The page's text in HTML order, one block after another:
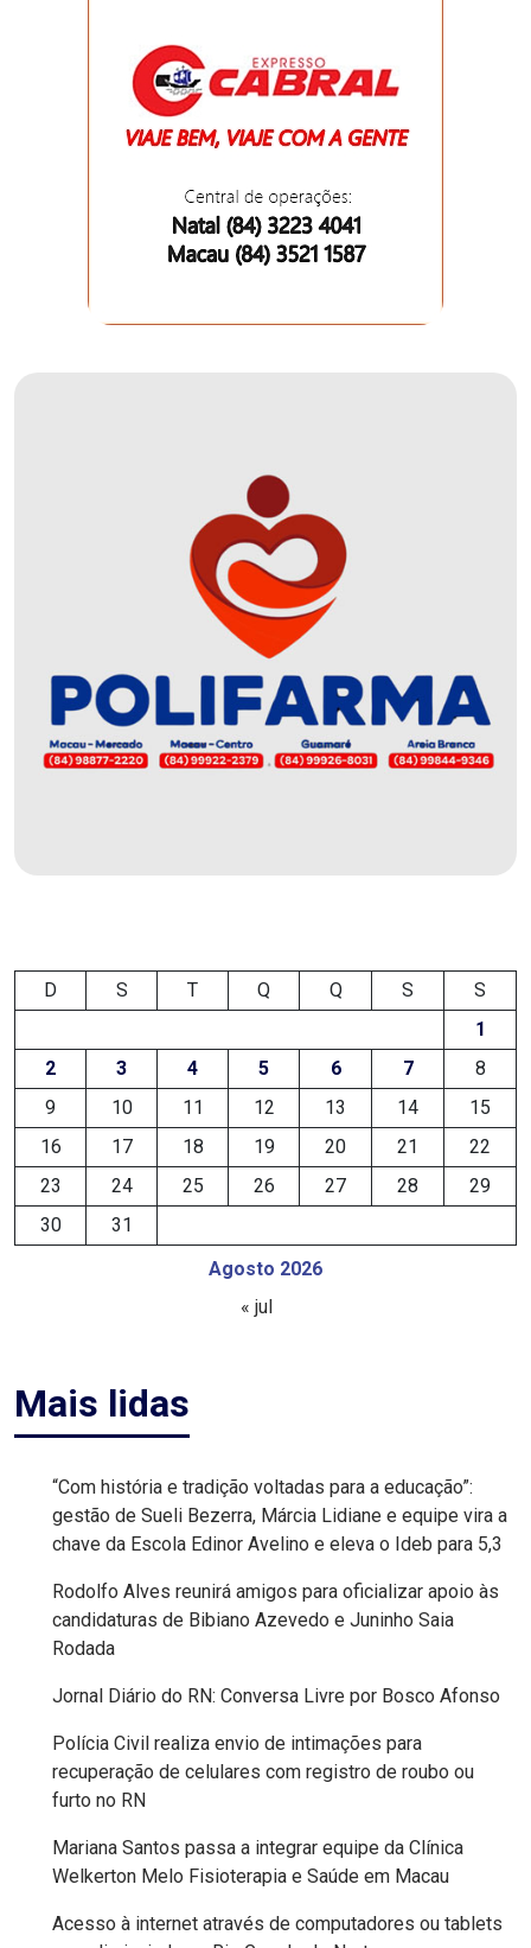
DESENVOLVIMENTO
RURAL
EMANCIPAÇÃO
DE
CARNAUBAIS
EMANCIPAÇÃO
EMPREENDIMENTO
ENTREVISTA
ESPORTE
NEWS
FESTA
DAS
CRIANÇAS
FESTA
DO
SAL
2025
FINANCEIRO
FOLIA
Agosto 2026
D S T Q Q S
S
1
2
3 4 5 6 7
8
9
10 11 12 13 14
15
16
17 18 19 20 21
22
23
24 25 26 27 28
29
30
31
« jul
Mais lidas
“Com história e tradição voltadas para a educação”:
gestão de Sueli Bezerra, Márcia Lidiane e equipe vira a
chave da Escola Edinor Avelino e eleva o Ideb para 5,3
Rodolfo Alves reunirá amigos para oficializar apoio às
candidaturas de Bibiano Azevedo e Juninho Saia
Rodada
Jornal Diário do RN: Conversa Livre por Bosco Afonso
Polícia Civil realiza envio de intimações para
recuperação de celulares com registro de roubo ou
furto no RN
Mariana Santos passa a integrar equipe da Clínica
Welkerton Melo Fisioterapia e Saúde em Macau
Acesso à internet através de computadores ou tablets